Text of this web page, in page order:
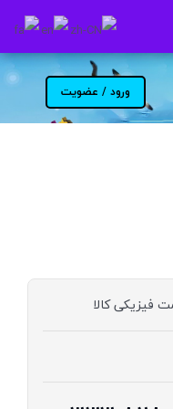
ورود / عضویت
فیزیکی کالا